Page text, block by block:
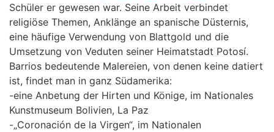
Schüler er gewesen war. Seine Arbeit verbindet
religiöse Themen, Anklänge an spanische Düsternis,
eine häufige Verwendung von Blattgold und die
Umsetzung von Veduten seiner Heimatstadt Potosí.
Barrios bedeutende Malereien, von denen keine datiert
ist, findet man in ganz Südamerika:
-eine Anbetung der Hirten und Könige, im Nationales
Kunstmuseum Bolivien, La Paz
-„Coronación de la Virgen“, im Nationalen